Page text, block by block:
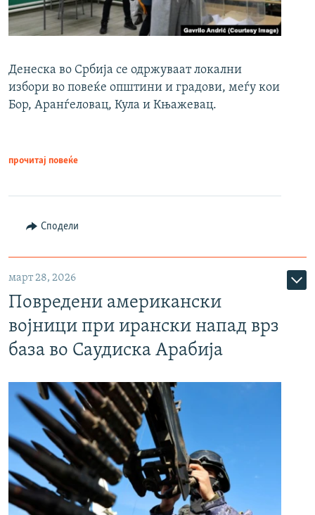
Денеска во Србија се одржуваат локални
избори во повеќе општини и градови, меѓу кои
Бор, Аранѓеловац, Кула и Књажевац.
прочитај повеќе
Сподели
март 28, 2026
Повредени американски
војници при ирански напад врз
база во Саудиска Арабија